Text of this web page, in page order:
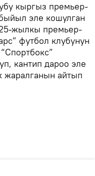
кыргыз премьер-
эле кошулган
жылкы премьер-
футбол клубунун
кантип дароо эле
жаралганын айтып